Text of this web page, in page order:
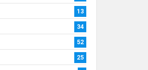
13
34
52
25